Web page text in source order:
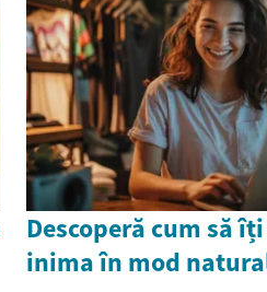
Descoperă cum să
inima în mod